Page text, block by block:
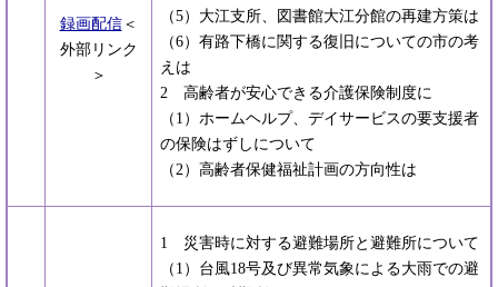
録画配信＜
外部リンク
＞
（5）大江支所、図書館大江分館の再建方策は
（6）有路下橋に関する復旧についての市の考
えは
2 高齢者が安心できる介護保険制度に
（1）ホームヘルプ、デイサービスの要支援者
の保険はずしについて
（2）高齢者保健福祉計画の方向性は
1 災害時に対する避難場所と避難所について
（1）台風18号及び異常気象による大雨での避